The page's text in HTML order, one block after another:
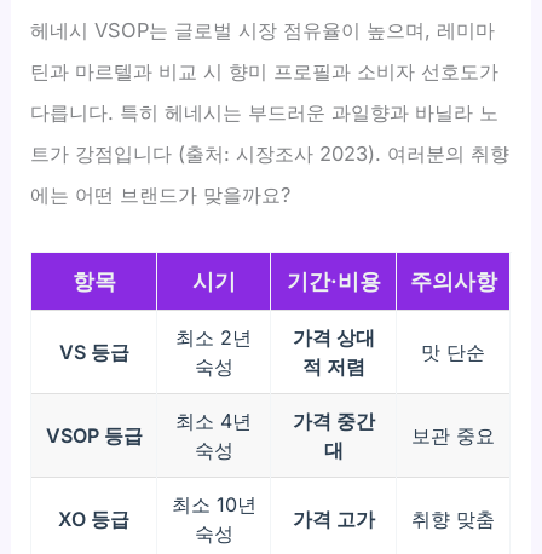
헤네시 VSOP는 글로벌 시장 점유율이 높으며, 레미마
틴과 마르텔과 비교 시 향미 프로필과 소비자 선호도가
다릅니다. 특히 헤네시는 부드러운 과일향과 바닐라 노
트가 강점입니다 (출처: 시장조사 2023). 여러분의 취향
에는 어떤 브랜드가 맞을까요?
항목 시기 기간·비용 주의사항
VS 등급
최소 2년
숙성
가격 상대
적 저렴
맛 단순
VSOP 등급
최소 4년
숙성
가격 중간
대
보관 중요
XO 등급
최소 10년
숙성
가격 고가 취향 맞춤